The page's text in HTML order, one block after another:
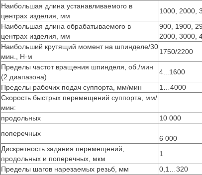
Наибольшая длина устанавливаемого в
центрах изделия, мм
1000, 2000,
Наибольшая длина обрабатываемого в
центрах изделия, мм
900, 1900,
2000, 3000,
Наибольший крутящий момент на шпинделе/30
мин., Н·м
1750/2200
Пределы частот вращения шпинделя, об./мин
(2 диапазона)
4...1600
Пределы рабочих подач суппорта, мм/мин
1…4000
Скорость быстрых перемещений суппорта, мм/
мин:
продольных
10 000
поперечных
6 000
Дискретность задания перемещений,
продольных и поперечных, мкм
1
Пределы шагов нарезаемых резьб, мм
0,1…320